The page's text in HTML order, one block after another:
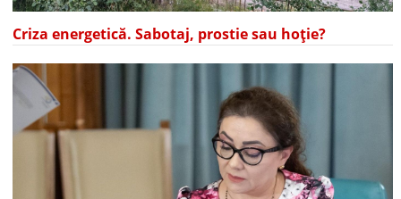
Criza energetică. Sabotaj, prostie sau hoție?